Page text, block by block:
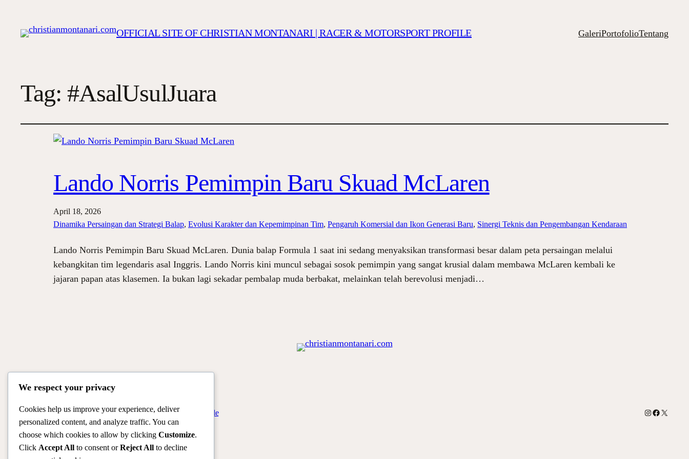
OFFICIAL SITE OF CHRISTIAN MONTANARI | RACER & MOTORSPORT PROFILE GaleriPortofolioTentang
Tag:#AsalUsulJuara
Lando Norris Pemimpin Baru Skuad McLaren
April 18, 2026
Dinamika Persaingan dan Strategi Balap, Evolusi Karakter dan Kepemimpinan Tim, Pengaruh Komersial dan Ikon Generasi Baru, Sinergi Teknis dan Pengembangan Kendaraan
Lando Norris Pemimpin Baru Skuad McLaren. Dunia balap Formula 1 saat ini sedang menyaksikan transformasi besar dalam peta persaingan melalui
kebangkitan tim legendaris asal Inggris. Lando Norris kini muncul sebagai sosok pemimpin yang sangat krusial dalam membawa McLaren kembali ke
jajaran papan atas klasemen. Ia bukan lagi sekadar pembalap muda berbakat, melainkan telah berevolusi menjadi…
Official Site of Christian Montanari | Racer & Motorsport Profile Instagram
Facebook
X
We respect your privacy
Cookies help us improve your experience, deliver
personalized content, and analyze traffic. You can
choose which cookies to allow by clicking Customize.
Click Accept All to consent orReject All to decline